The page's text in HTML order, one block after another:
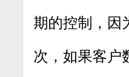
期的控制，因
次，如果客户